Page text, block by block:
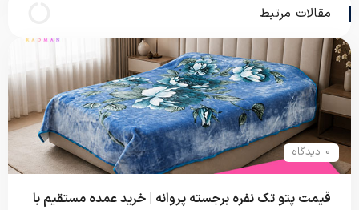
مقالات مرتبط
0 دیدگاه
قیمت پتو تک نفره برجسته پروانه | خرید عمده مستقیم با